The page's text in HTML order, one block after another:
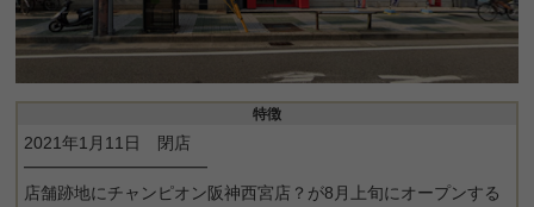
特徴
2021年1月11日 閉店
━━━━━━━━━━━
店舗跡地にチャンピオン阪神西宮店？が8月上旬にオープンする